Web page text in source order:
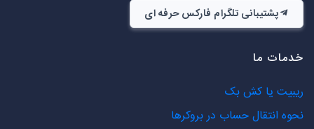
پشتیبانی تلگرام فارکس حرفه ای
خدمات ما
ریبیت یا کش بک
نحوه انتقال حساب در بروکرها